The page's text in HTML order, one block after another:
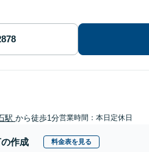
駅 から徒歩1分営業時間：本日定休日
作成 料金表を見る